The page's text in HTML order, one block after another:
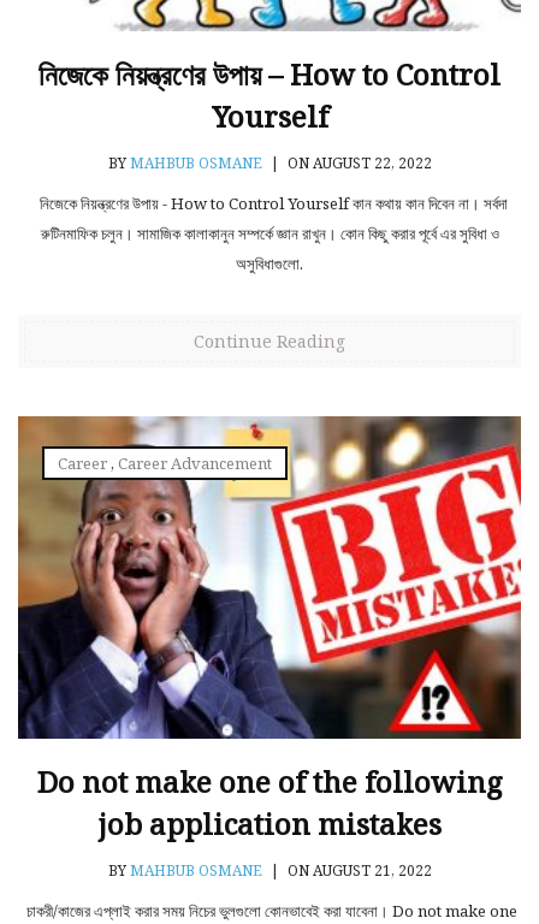
নিজেকে নিয়ন্ত্রণের উপায় – How to Control
Yourself
BYMAHBUB OSMANE | ON AUGUST 22, 2022
নিজেকে নিয়ন্ত্রণের উপায় - How to Control Yourself কান কথায় কান দিবেন না। সর্বদা
রুটিনমাফিক চলুন। সামাজিক কালাকানুন সম্পর্কে জ্ঞান রাখুন। কোন কিছু করার পূর্বে এর সুবিধা ও
অসুবিধাগুলো.
Continue Reading
Career, Career Advancement
Do not make one of the following
job application mistakes
BYMAHBUB OSMANE ON AUGUST 21, 2022
চাকরী/কাজের এপ্লাই করার সময় নিচের ভুলগুলো কোনভাবেই করা যাবেনা। Do not make one